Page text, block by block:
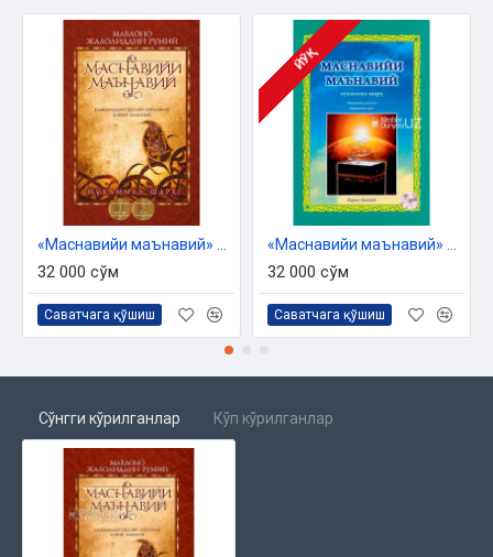
32 000 сўм
Саватчага қўшиш
ЙЎҚ
32 000 сўм
Саватчага қўшиш
Сўнгги кўрилганлар Кўп кўрилганлар